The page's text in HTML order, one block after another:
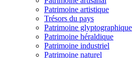
Patrimoine artistique
Trésors du pays
Patrimoine glyptographique
Patrimoine héraldique
Patrimoine industriel
Patrimoine naturel